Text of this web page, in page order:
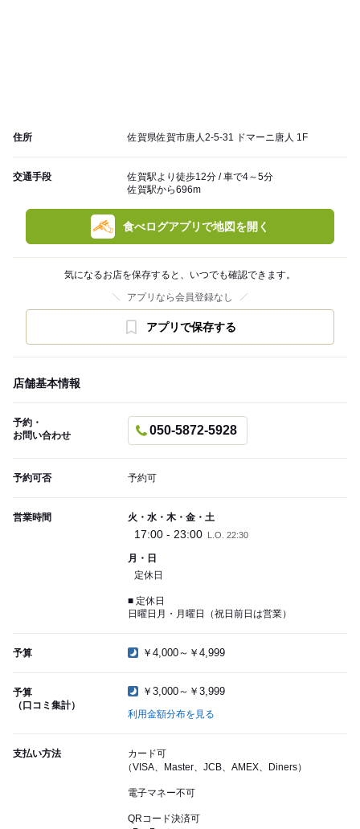
住所 佐賀県佐賀市唐人2-5-31 ドマーニ唐人 1F
交通手段
佐賀駅より徒歩12分 / 車で4～5分
佐賀駅から696m
食べログアプリで地図を開く
気になるお店を保存すると、いつでも確認できます。
アプリなら会員登録なし
アプリで保存する
店舗基本情報
予約・
お問い合わせ
050-5872-5928
予約可否 予約可
営業時間 火・水・木・金・土
17:00 - 23:00 L.O. 22:30
月・日
定休日
■ 定休日
日曜日月・月曜日（祝日前日は営業）
予算 ￥4,000～￥4,999
予算
（口コミ集計）
￥3,000～￥3,999
利用金額分布を見る
支払い方法
カード可
（VISA、Master、JCB、AMEX、Diners）
電子マネー不可
QRコード決済可